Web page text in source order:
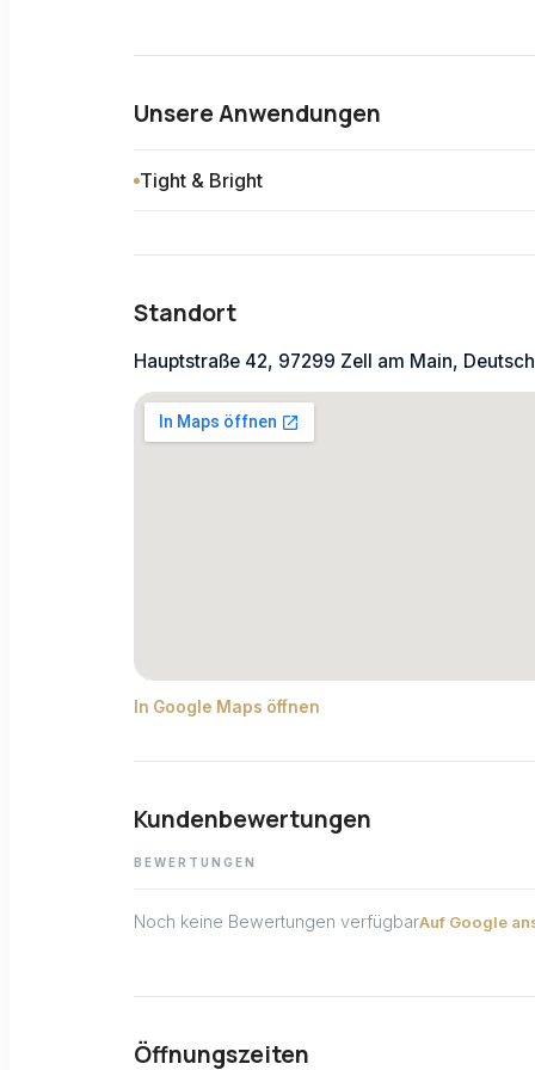
Unsere Anwendungen
Tight & Bright
Standort
Hauptstraße 42, 97299 Zell am Main,
In Google Maps öffnen
Kundenbewertungen
BEWERTUNGEN
Noch keine Bewertungen verfügbarAuf Google
Öffnungszeiten